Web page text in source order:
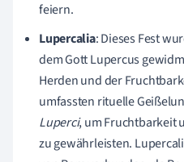
feiern.
Lupercalia: Dieses Fest
dem Gott Lupercus
Herden und der
umfassten rituelle
Luperci, um Fruchtbarkeit
zu gewährleisten.